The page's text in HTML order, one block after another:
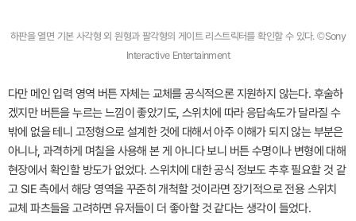
하판을 열면 기본 사각형 외 원형과 팔각형의 게이트 리스트릭터를 확인할 수 있다. ©Sony
Interactive Entertainment
다만 메인 입력 영역 버튼 자체는 교체를 공식적으론 지원하지 않는다. 후술하
겠지만 버튼을 누르는 느낌이 좋았기도, 스위치에 따라 응답속도가 달라질 수
밖에 없을 테니 고정형으로 설계한 것에 대해서 아주 이해가 되지 않는 부분은
아니나, 과격하게 며칠을 사용해 본 게 아니다 보니 버튼 수명이나 변형에 대해
현장에서 확인할 방도가 없었다. 스위치에 대한 공식 정보도 추후 필요할 것 같
고 SIE 측에서 해당 영역을 꾸준히 개척할 것이라면 장기적으로 전용 스위치
교체 파츠들을 고려하면 유저들이 더 좋아할 것 같다는 생각이 들었다.